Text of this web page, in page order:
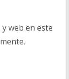
web en este